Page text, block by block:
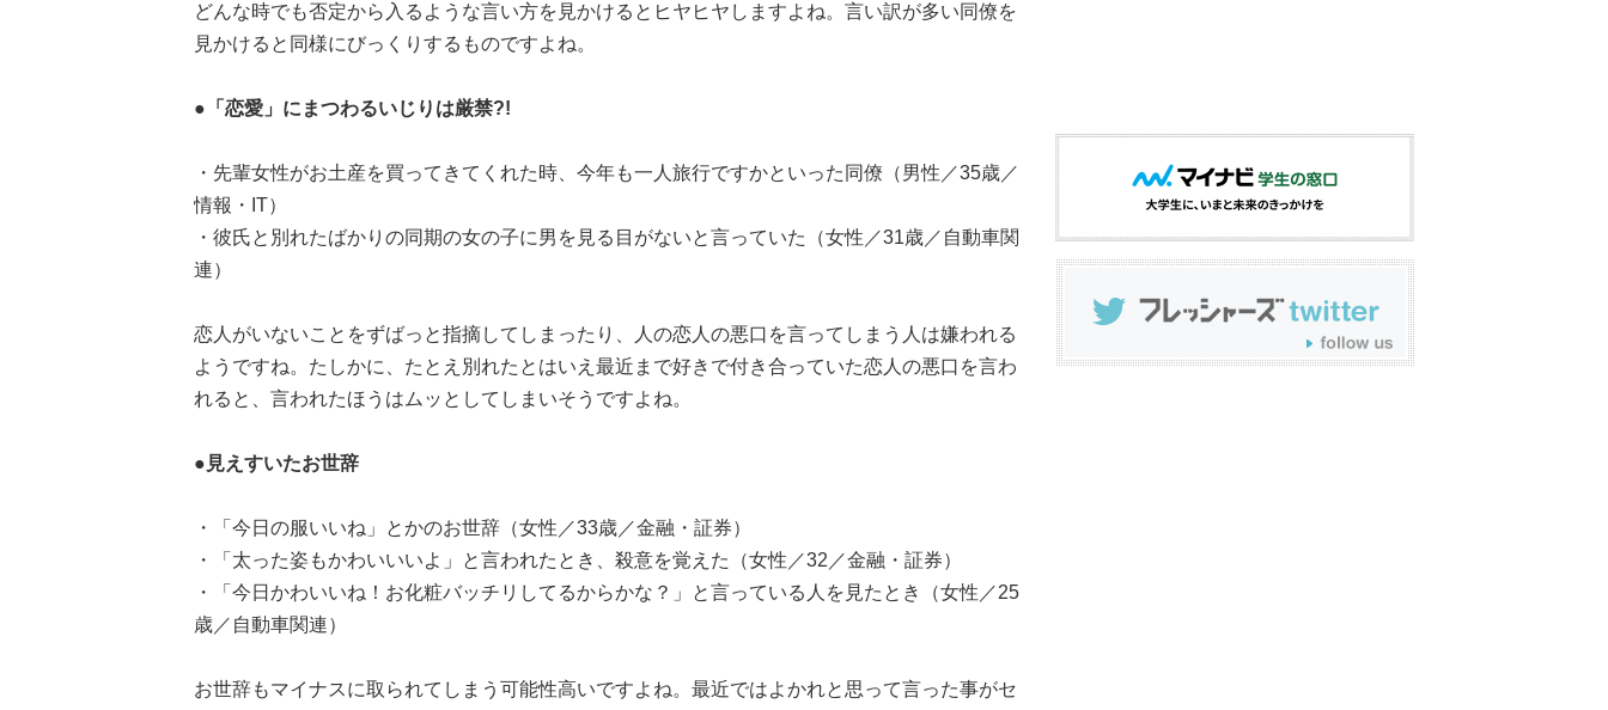
どんな時でも否定から入るような言い方を見かけるとヒヤヒヤしますよね。言い訳が多い同僚を
見かけると同様にびっくりするものですよね。
●「恋愛」にまつわるいじりは厳禁?!
・先輩女性がお土産を買ってきてくれた時、今年も一人旅行ですかといった同僚（男性／35歳／
情報・IT）
・彼氏と別れたばかりの同期の女の子に男を見る目がないと言っていた（女性／31歳／自動車関
連）
恋人がいないことをずばっと指摘してしまったり、人の恋人の悪口を言ってしまう人は嫌われる
ようですね。たしかに、たとえ別れたとはいえ最近まで好きで付き合っていた恋人の悪口を言わ
れると、言われたほうはムッとしてしまいそうですよね。
●見えすいたお世辞
・「今日の服いいね」とかのお世辞（女性／33歳／金融・証券）
・「太った姿もかわいいいよ」と言われたとき、殺意を覚えた（女性／32／金融・証券）
・「今日かわいいね！お化粧バッチリしてるからかな？」と言っている人を見たとき（女性／25
歳／自動車関連）
お世辞もマイナスに取られてしまう可能性高いですよね。最近ではよかれと思って言った事がセ